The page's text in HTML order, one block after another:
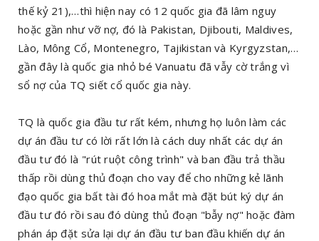
thế kỷ 21),…thì hiện nay có 12 quốc gia đã lâm nguy
hoặc gần như vỡ nợ, đó là Pakistan, Djibouti, Maldives,
Lào, Mông Cổ, Montenegro, Tajikistan và Kyrgyzstan,…
gần đây là quốc gia nhỏ bé Vanuatu đã vẫy cờ trắng vì
sổ nợ của TQ siết cổ quốc gia này.
TQ là quốc gia đầu tư rất kém, nhưng họ luôn làm các
dự án đầu tư có lời rất lớn là cách duy nhất các dự án
đầu tư đó là "rút ruột công trình" và ban đầu trả thầu
thấp rồi dùng thủ đoạn cho vay để cho những kẻ lãnh
đạo quốc gia bất tài đó hoa mắt mà đặt bút ký dự án
đầu tư đó rồi sau đó dùng thủ đoạn "bẫy nợ" hoặc đàm
phán áp đặt sửa lại dự án đầu tư ban đầu khiến dự án